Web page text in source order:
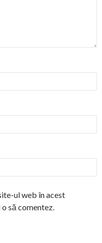
ul web în acest
să comentez.